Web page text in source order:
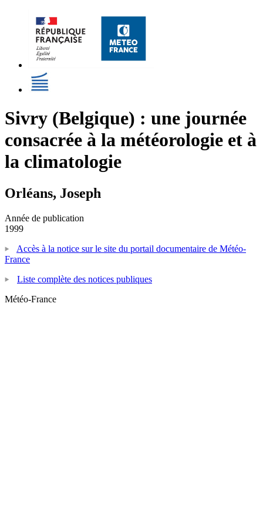
Sivry (Belgique) : une journée
consacrée à la météorologie et à
la climatologie
Orléans, Joseph
Année de publication
1999
Accès à la notice sur le site du portail documentaire de Météo-
France
Liste complète des notices publiques
Météo-France